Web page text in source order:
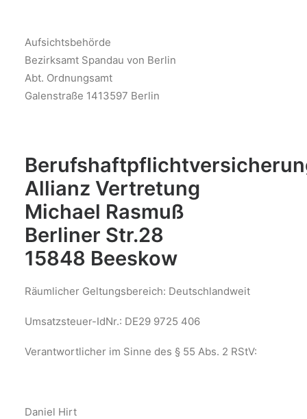
Aufsichtsbehörde
Bezirksamt Spandau von Berlin
Abt. Ordnungsamt
Galenstraße 1413597 Berlin
Allianz Vertretung
Michael Rasmuß
Berliner Str.28
15848 Beeskow
Räumlicher Geltungsbereich: Deutschlandweit
Umsatzsteuer-IdNr.: DE29 9725 406
Verantwortlicher im Sinne des § 55 Abs. 2 RStV:
Daniel Hirt